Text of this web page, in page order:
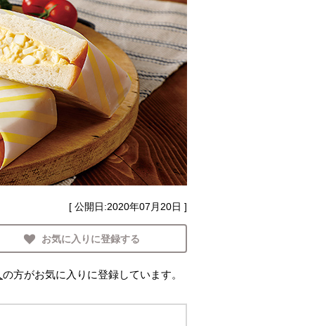
[ 公開日:2020年07月20日 ]
お気に入りに登録する
の方がお気に入りに登録しています。